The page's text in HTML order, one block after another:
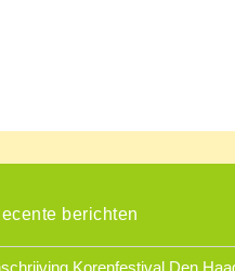
berichten
Korenfestival Den